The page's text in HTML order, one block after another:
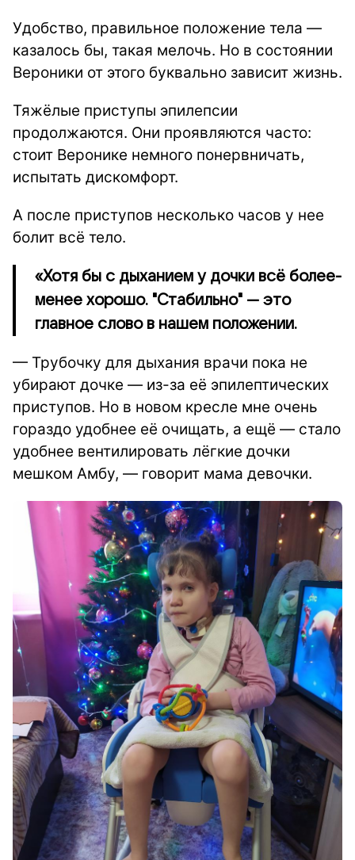
Удобство, правильное положение тела —
казалось бы, такая мелочь. Но в состоянии
Вероники от этого буквально зависит жизнь.
Тяжёлые приступы эпилепсии
продолжаются. Они проявляются часто:
стоит Веронике немного понервничать,
испытать дискомфорт.
А после приступов несколько часов у нее
болит всё тело.
«Хотя бы с дыханием у дочки всё более-
менее хорошо. "Стабильно" — это
главное слово в нашем положении.
— Трубочку для дыхания врачи пока не
убирают дочке — из-за её эпилептических
приступов. Но в новом кресле мне очень
гораздо удобнее её очищать, а ещё — стало
удобнее вентилировать лёгкие дочки
мешком Амбу, — говорит мама девочки.